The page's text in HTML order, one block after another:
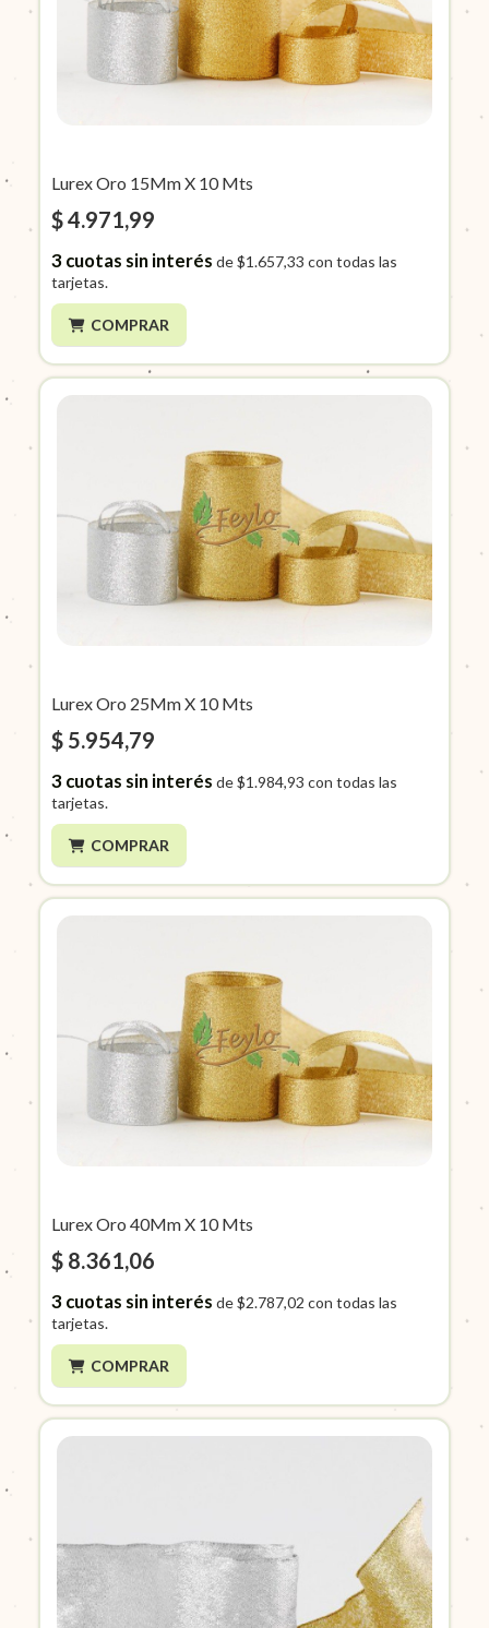
Lurex Oro 15Mm X 10 Mts
$ 4.971,99
3cuotas sin interés de$1.657,33 con todas las
tarjetas.
COMPRAR
Lurex Oro 25Mm X 10 Mts
$ 5.954,79
3cuotas sin interés de$1.984,93 con todas las
tarjetas.
COMPRAR
Lurex Oro 40Mm X 10 Mts
$ 8.361,06
3cuotas sin interés de$2.787,02 con todas las
tarjetas.
COMPRAR